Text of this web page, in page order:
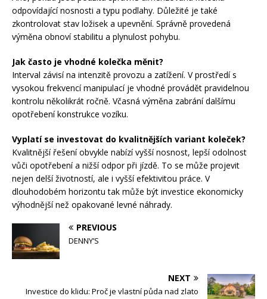
odpovídající nosnosti a typu podlahy. Důležité je také
zkontrolovat stav ložisek a upevnění. Správně provedená
výměna obnoví stabilitu a plynulost pohybu.
Jak často je vhodné kolečka měnit?
Interval závisí na intenzitě provozu a zatížení. V prostředí s
vysokou frekvencí manipulací je vhodné provádět pravidelnou
kontrolu několikrát ročně. Včasná výměna zabrání dalšímu
opotřebení konstrukce vozíku.
Vyplatí se investovat do kvalitnějších variant koleček?
Kvalitnější řešení obvykle nabízí vyšší nosnost, lepší odolnost
vůči opotřebení a nižší odpor při jízdě. To se může projevit
nejen delší životností, ale i vyšší efektivitou práce. V
dlouhodobém horizontu tak může být investice ekonomicky
výhodnější než opakované levné náhrady.
PREVIOUS
DENNY’S
NEXT
Investice do klidu: Proč je vlastní půda nad zlato